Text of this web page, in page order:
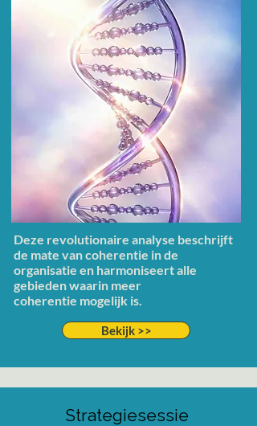
Deze revolutionaire analyse beschrijft
de mate van coherentie in de
organisatie en harmoniseert alle
gebieden waarin meer
coherentie mogelijk is.
Bekijk >>
Strategiesessie